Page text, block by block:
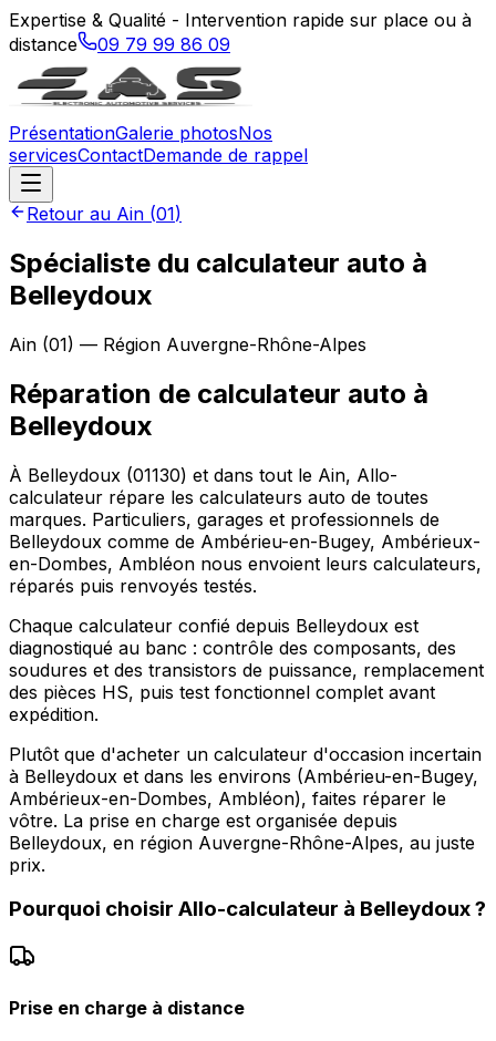
Expertise & Qualité - Intervention rapide sur place ou à
distance
09 79 99 86 09
PrésentationGalerie photosNos
servicesContactDemande de rappel
Retour au Ain (01)
Spécialiste du calculateur auto à
Belleydoux
Ain (01) — Région Auvergne-Rhône-Alpes
Réparation de calculateur auto à
Belleydoux
À Belleydoux (01130) et dans tout le Ain, Allo-
calculateur répare les calculateurs auto de toutes
marques. Particuliers, garages et professionnels de
Belleydoux comme de Ambérieu-en-Bugey, Ambérieux-
en-Dombes, Ambléon nous envoient leurs calculateurs,
réparés puis renvoyés testés.
Chaque calculateur confié depuis Belleydoux est
diagnostiqué au banc : contrôle des composants, des
soudures et des transistors de puissance, remplacement
des pièces HS, puis test fonctionnel complet avant
expédition.
Plutôt que d'acheter un calculateur d'occasion incertain
à Belleydoux et dans les environs (Ambérieu-en-Bugey,
Ambérieux-en-Dombes, Ambléon), faites réparer le
vôtre. La prise en charge est organisée depuis
Belleydoux, en région Auvergne-Rhône-Alpes, au juste
prix.
Pourquoi choisir Allo-calculateur à Belleydoux?
Prise en charge à distance